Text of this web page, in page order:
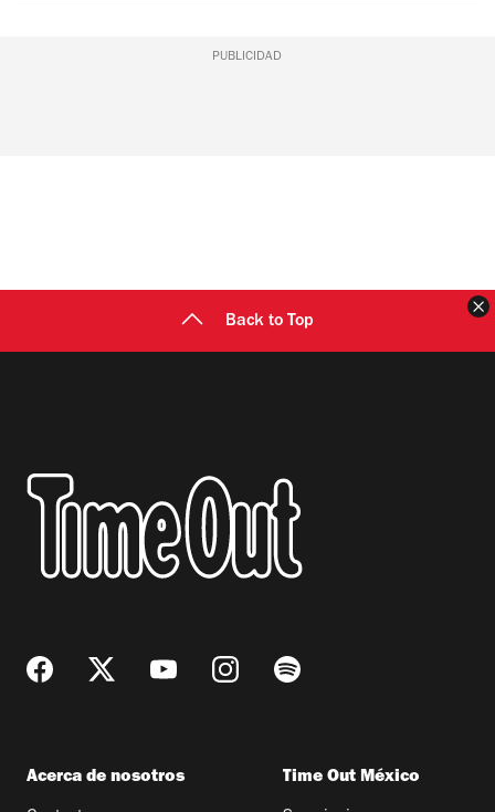
PUBLICIDAD
Back to Top
Acerca de nosotros Time Out México